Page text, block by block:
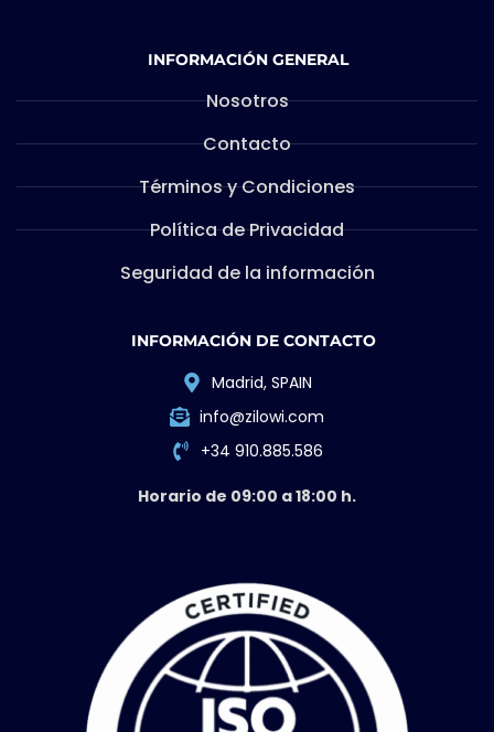
INFORMACIÓN GENERAL
Nosotros
Contacto
Términos y Condiciones
Política de Privacidad
Seguridad de la información
INFORMACIÓN DE CONTACTO
Madrid, SPAIN
info@zilowi.com
+34 910.885.586
Horario de 09:00 a 18:00 h.